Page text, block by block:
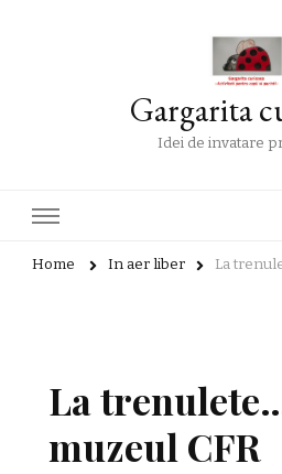
Gargarita
Idei de invatare
Home In aer liber La
La
muzeul CFR